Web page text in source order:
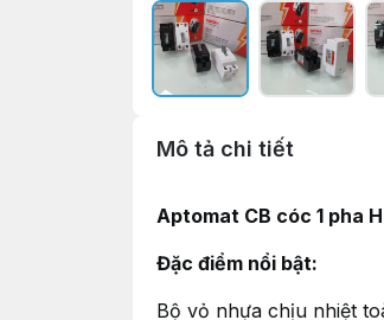
Mô tả chi tiết
Aptomat CB cóc 1 pha
Đặc điểm nổi bật:
Bộ vỏ nhựa chịu nhiệt